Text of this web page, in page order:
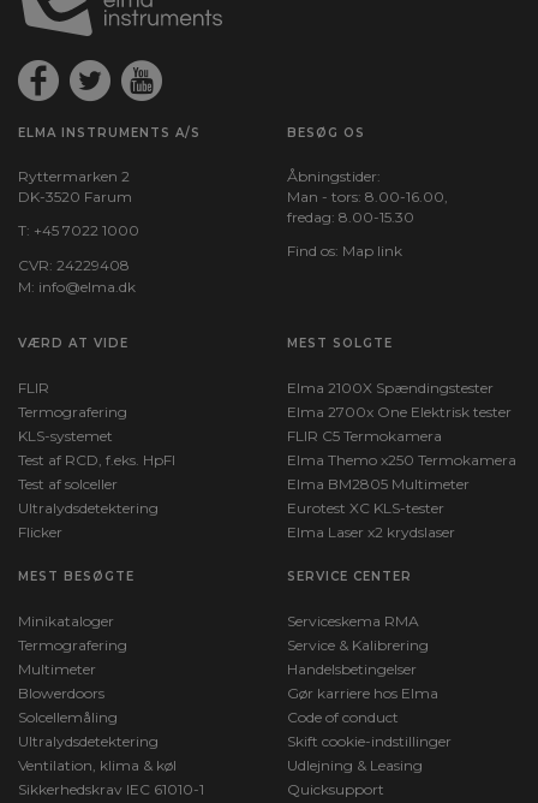
ELMA INSTRUMENTS A/S
Ryttermarken 2
DK-3520 Farum
T: +45 7022 1000
CVR: 24229408
M: info@elma.dk
BESØG OS
Åbningstider:
Man - tors: 8.00-16.00,
fredag: 8.00-15.30
Find os: Map link
VÆRD AT VIDE
FLIR
Termografering
KLS-systemet
Test af RCD, f.eks. HpFI
Test af solceller
Ultralydsdetektering
Flicker
MEST SOLGTE
Elma 2100X Spændingstester
Elma 2700x One Elektrisk tester
FLIR C5 Termokamera
Elma Themo x250 Termokamera
Elma BM2805 Multimeter
Eurotest XC KLS-tester
Elma Laser x2 krydslaser
MEST BESØGTE
Minikataloger
Termografering
Multimeter
Blowerdoors
Solcellemåling
Ultralydsdetektering
Ventilation, klima & køl
Sikkerhedskrav IEC 61010-1
SERVICE CENTER
Serviceskema RMA
Service & Kalibrering
Handelsbetingelser
Gør karriere hos Elma
Code of conduct
Skift cookie-indstillinger
Udlejning & Leasing
Quicksupport